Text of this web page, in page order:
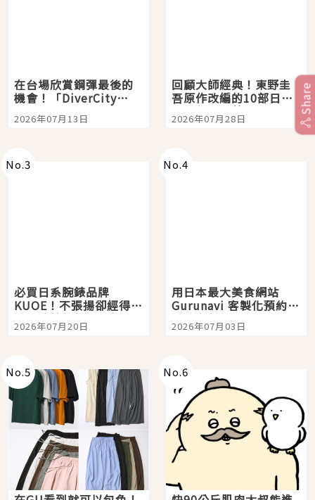
在台場欣賞鋼彈最後的
機會！「DiverCity
Tokyo Plaza」搭船、
購物、美食及夜景，一
2026年07月13日
回顧大師經典！東野圭
吾原作改編的10部日本
影視作品推薦
2026年07月28日
No.3
必買日系腕錶品牌
KUOE！不張揚卻經得起
時間洗鍊的經典之作五
選
2026年07月20日
No.4
用日本最大美食網站
Gurunavi 客製化預約九
大都市餐廳，打造專屬
美食體驗！
2026年07月03日
No.5 No.6
Share